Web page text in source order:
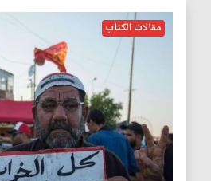
مقالات الكتاب